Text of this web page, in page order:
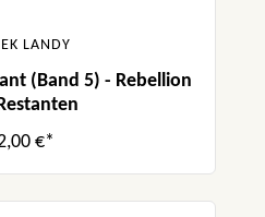
LANDY
(Band 5) - Rebellion
€*